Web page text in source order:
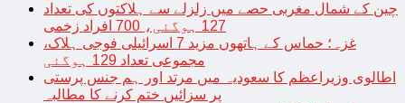
چین کے شمال مغربی حصے میں زلزلے سے ہلاکتوں کی تعداد
127 ہوگئی، 700 افراد زخمی
غزہ؛ حماس کے ہاتھوں مزید 7 اسرائیلی فوجی ہلاک،
مجموعی تعداد 129 ہوگئی
اطالوی وزیراعظم کا سعودیہ میں مرتد اور ہم جنس پرستی
پر سزائیں ختم کرنے کا مطالبہ